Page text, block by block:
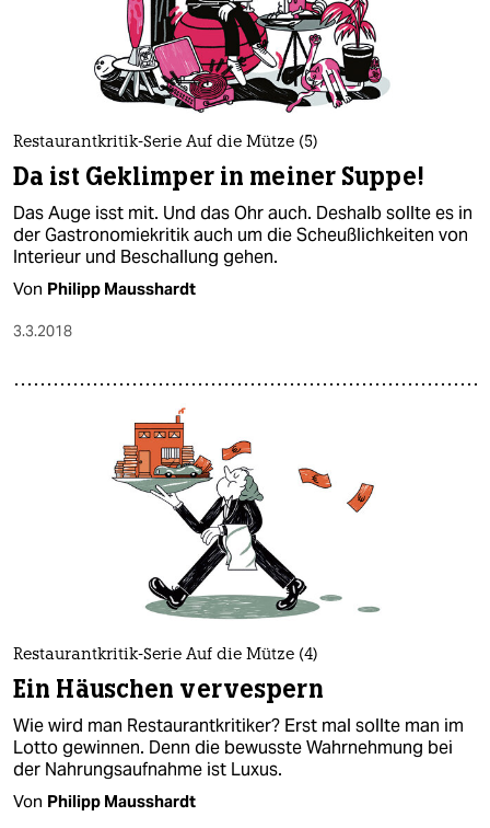
Restaurantkritik-Serie Auf die Mütze (5)
Da ist Geklimper in meiner Suppe!
Das Auge isst mit. Und das Ohr auch. Deshalb sollte es in
der Gastronomiekritik auch um die Scheußlichkeiten von
Interieur und Beschallung gehen.
Von Philipp Mausshardt
3.3.2018
Restaurantkritik-Serie Auf die Mütze (4)
Ein Häuschen vervespern
Wie wird man Restaurantkritiker? Erst mal sollte man im
Lotto gewinnen. Denn die bewusste Wahrnehmung bei
der Nahrungsaufnahme ist Luxus.
Von Philipp Mausshardt